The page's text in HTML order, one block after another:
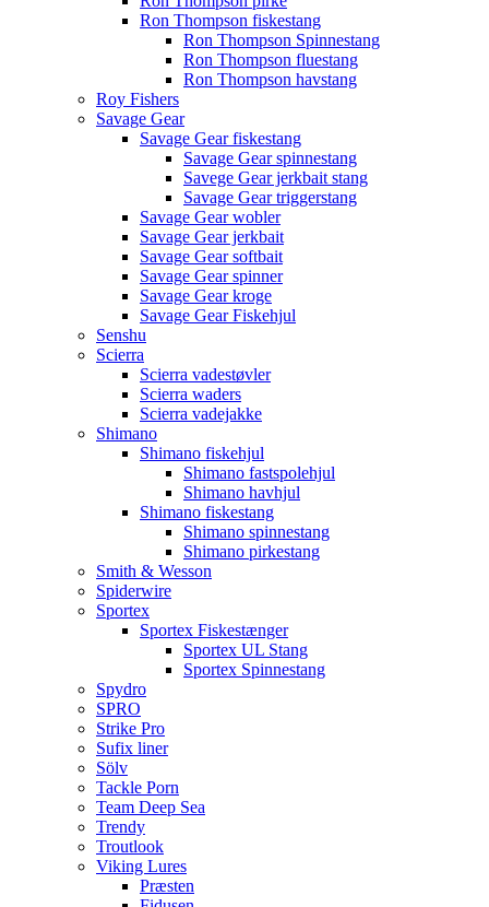
Ron Thompson fiskestang
Ron Thompson Spinnestang
Ron Thompson fluestang
Ron Thompson havstang
Roy Fishers
Savage Gear
Savage Gear fiskestang
Savage Gear spinnestang
Savege Gear jerkbait stang
Savage Gear triggerstang
Savage Gear wobler
Savage Gear jerkbait
Savage Gear softbait
Savage Gear spinner
Savage Gear kroge
Savage Gear Fiskehjul
Senshu
Scierra
Scierra vadestøvler
Scierra waders
Scierra vadejakke
Shimano
Shimano fiskehjul
Shimano fastspolehjul
Shimano havhjul
Shimano fiskestang
Shimano spinnestang
Shimano pirkestang
Smith & Wesson
Spiderwire
Sportex
Sportex Fiskestænger
Sportex UL Stang
Sportex Spinnestang
Spydro
SPRO
Strike Pro
Sufix liner
Sölv
Tackle Porn
Team Deep Sea
Trendy
Troutlook
Viking Lures
Præsten